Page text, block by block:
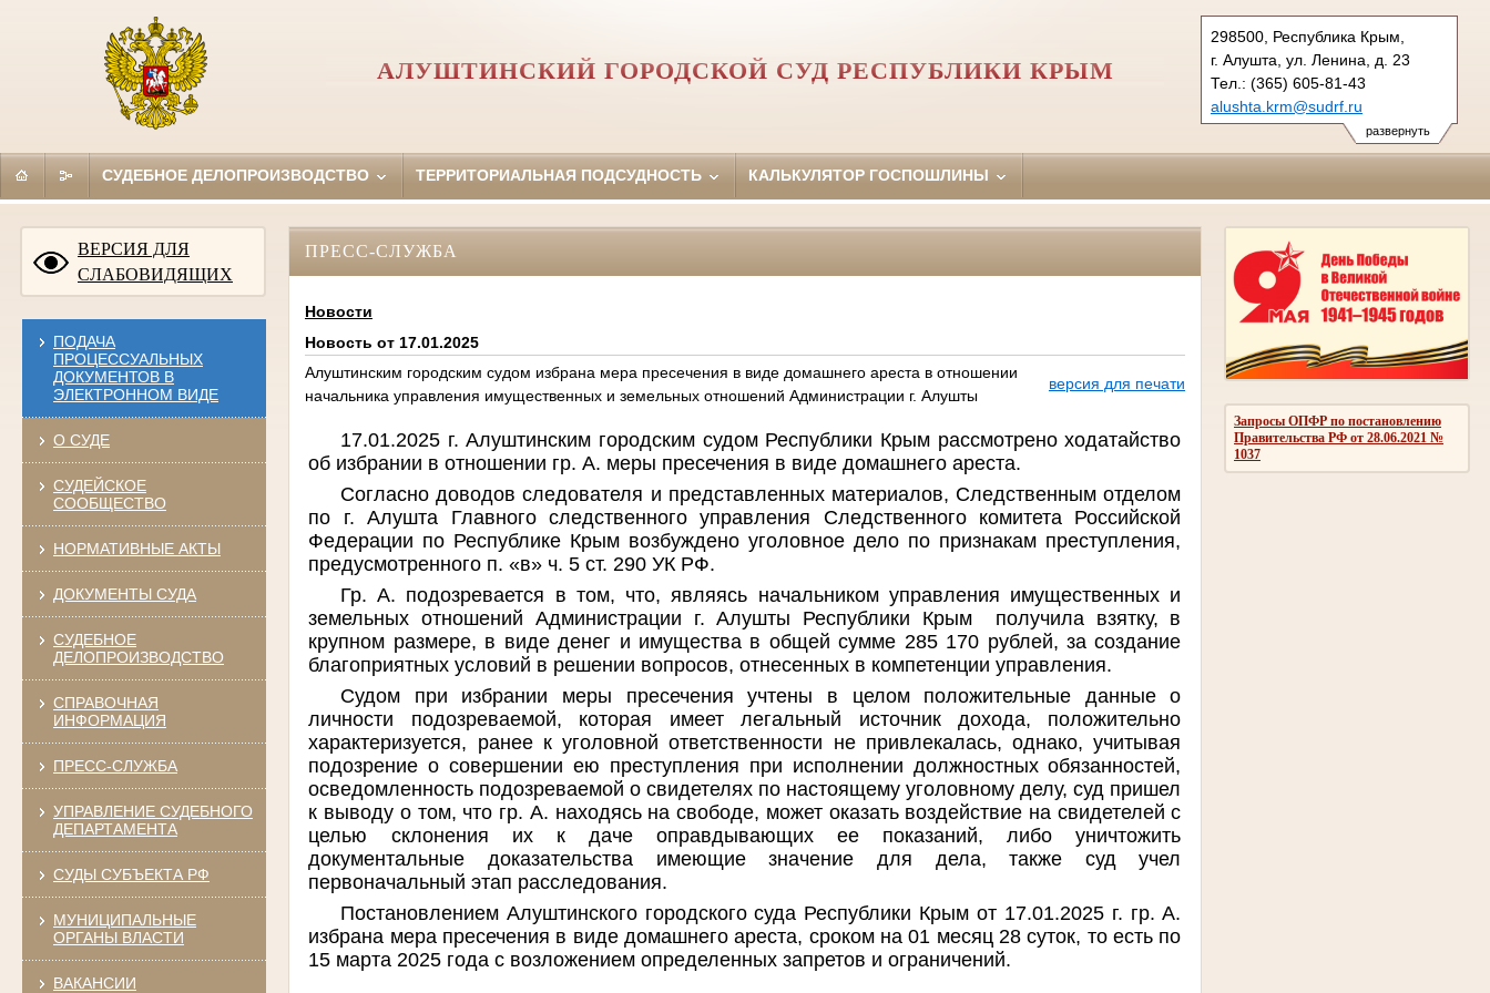
развернуть
298500, Республика Крым,
г. Алушта, ул. Ленина, д. 23
Тел.: (365) 605-81-43
alushta.krm@sudrf.ru
АЛУШТИНСКИЙ ГОРОДСКОЙ СУД РЕСПУБЛИКИ КРЫМ
СУДЕБНОЕ ДЕЛОПРОИЗВОДСТВО ТЕРРИТОРИАЛЬНАЯ ПОДСУДНОСТЬ КАЛЬКУЛЯТОР ГОСПОШЛИНЫ
ВЕРСИЯ ДЛЯ
СЛАБОВИДЯЩИХ
ПОДАЧА
ПРОЦЕССУАЛЬНЫХ
ДОКУМЕНТОВ В
ЭЛЕКТРОННОМ ВИДЕ
О СУДЕ
СУДЕЙСКОЕ
СООБЩЕСТВО
НОРМАТИВНЫЕ АКТЫ
ДОКУМЕНТЫ СУДА
СУДЕБНОЕ
ДЕЛОПРОИЗВОДСТВО
СПРАВОЧНАЯ
ИНФОРМАЦИЯ
ПРЕСС-СЛУЖБА
УПРАВЛЕНИЕ СУДЕБНОГО
ДЕПАРТАМЕНТА
СУДЫ СУБЪЕКТА РФ
МУНИЦИПАЛЬНЫЕ
ОРГАНЫ ВЛАСТИ
ВАКАНСИИ
Запросы ОПФР по постановлению
Правительства РФ от 28.06.2021 №
1037
ПРЕСС-СЛУЖБА
Новости
Новость от 17.01.2025
Алуштинским городским судом избрана мера пресечения в виде домашнего ареста в отношении
начальника управления имущественных и земельных отношений Администрации г. Алушты
версия для печати
17.01.2025 г. Алуштинским городским судом Республики Крым рассмотрено ходатайство
об избрании в отношении гр. А. меры пресечения в виде домашнего ареста.
Согласно доводов следователя и представленных материалов, Следственным отделом
по г. Алушта Главного следственного управления Следственного комитета Российской
Федерации по Республике Крым возбуждено уголовное дело по признакам преступления,
предусмотренного п. «в» ч. 5 ст. 290 УК РФ.
Гр. А. подозревается в том, что, являясь начальником управления имущественных и
земельных отношений Администрации г. Алушты Республики Крым получила взятку, в
крупном размере, в виде денег и имущества в общей сумме 285 170 рублей, за создание
благоприятных условий в решении вопросов, отнесенных в компетенции управления.
Судом при избрании меры пресечения учтены в целом положительные данные о
личности подозреваемой, которая имеет легальный источник дохода, положительно
характеризуется, ранее к уголовной ответственности не привлекалась, однако, учитывая
подозрение о совершении ею преступления при исполнении должностных обязанностей,
осведомленность подозреваемой о свидетелях по настоящему уголовному делу, суд пришел
к выводу о том, что гр. А. находясь на свободе, может оказать воздействие на свидетелей с
целью склонения их к даче оправдывающих ее показаний, либо уничтожить
документальные доказательства имеющие значение для дела, также суд учел
первоначальный этап расследования.
Постановлением Алуштинского городского суда Республики Крым от 17.01.2025 г. гр. А.
избрана мера пресечения в виде домашнего ареста, сроком на 01 месяц 28 суток, то есть по
15 марта 2025 года с возложением определенных запретов и ограничений.